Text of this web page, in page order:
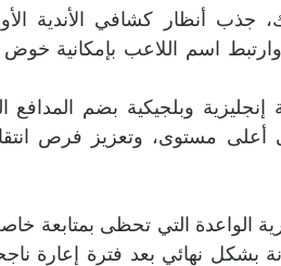
جذب أنظار كشافي الأندية
وارتبط اسم اللاعب بإمكانية
إنجليزية وبلجيكية بضم
أعلى مستوى، وتعزيز فرص
الواعدة التي تحظى بمتابعة خاصة
بشكل نهائي بعد فترة إعارة